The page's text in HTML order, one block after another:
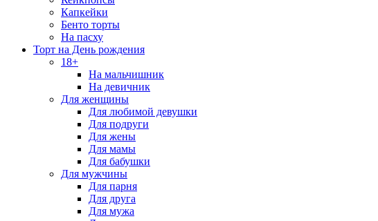
Капкейки
Бенто торты
На пасху
Торт на День рождения
18+
На мальчишник
На девичник
Для женщины
Для любимой девушки
Для подруги
Для жены
Для мамы
Для бабушки
Для мужчины
Для парня
Для друга
Для мужа